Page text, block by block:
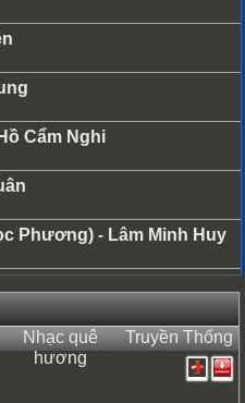
Hồ Cẩm Nghi
Phương) - Lâm Minh Huy
Nhạc quê
hương
Truyền Thống